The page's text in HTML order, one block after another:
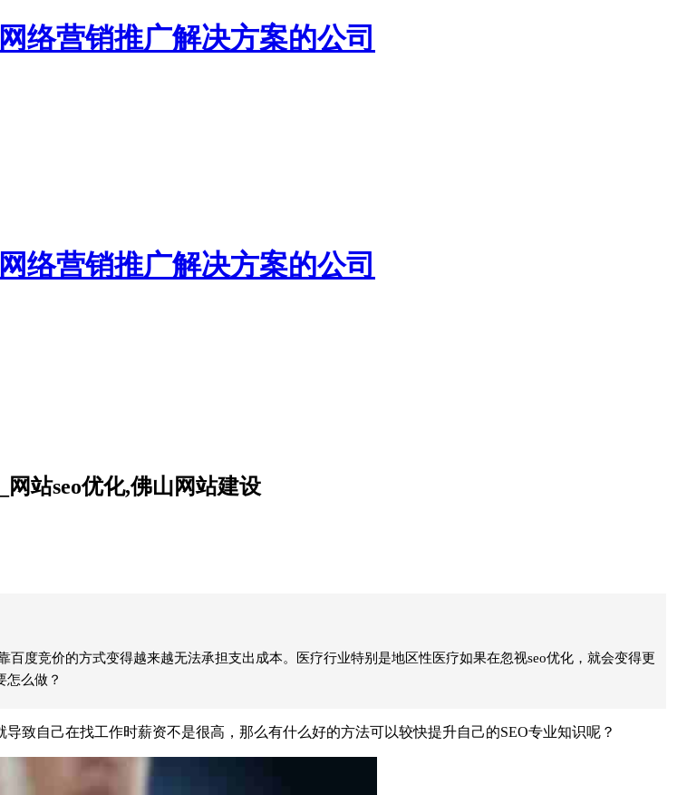
站seo优化,佛山网站建设
度竞价的方式变得越来越无法承担支出成本。医疗行业特别是地区性医疗如果在忽视seo优化，就会变得更
怎么做？
自己在找工作时薪资不是很高，那么有什么好的方法可以较快提升自己的SEO专业知识呢？